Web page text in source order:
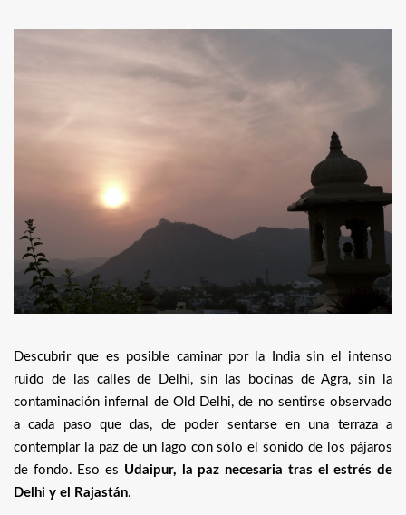
Descubrir que es posible caminar por la India sin el intenso
ruido de las calles de Delhi, sin las bocinas de Agra, sin la
contaminación infernal de Old Delhi, de no sentirse observado
a cada paso que das, de poder sentarse en una terraza a
contemplar la paz de un lago con sólo el sonido de los pájaros
de fondo. Eso es Udaipur, la paz necesaria tras el estrés de
Delhi y el Rajastán.